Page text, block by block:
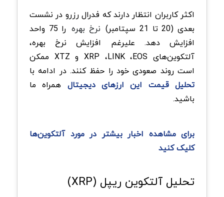
اکثر کاربران انتظار دارند که فدرال رزرو در نشست
بعدی (20 تا 21 سپتامبر)
نرخ بهره
را 75 واحد
افزایش دهد. علیرغم افزایش نرخ بهره،
آلتکوین‌های XRP ،LINK ،EOS و XTZ ممکن
است روند صعودی خود را حفظ کنند. در ادامه با
تحلیل قیمت این ارزهای دیجیتال همراه ما
باشید.
برای مشاهده اخبار بیشتر در مورد آلتکوین‌ها
کلیک کنید
تحلیل آلتکوین ریپل (XRP)